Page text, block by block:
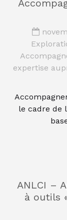
expertise
le cadre de
ANLCI –
à outils